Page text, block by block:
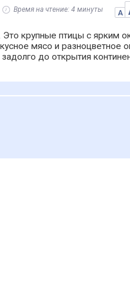
Время на чтение: 4 минуты А
крупные птицы с ярким
мясо и разноцветное
до открытия